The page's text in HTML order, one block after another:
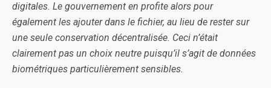
digitales. Le gouvernement en profite alors pour
également les ajouter dans le fichier, au lieu de rester sur
une seule conservation décentralisée. Ceci n’était
clairement pas un choix neutre puisqu’il s’agit de données
biométriques particulièrement sensibles.